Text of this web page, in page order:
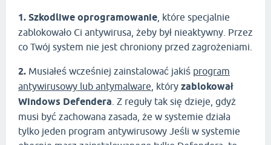
1. Szkodliwe oprogramowanie , które specjalnie
zablokowało Ci antywirusa, żeby był nieaktywny. Przez
co Twój system nie jest chroniony przed zagrożeniami.
2. Musiałeś wcześniej zainstalować jakiś program
antywirusowy lub antymalware , który zablokował
Windows Defendera . Z reguły tak się dzieje, gdyż
musi być zachowana zasada, że w systemie działa
tylko jeden program antywirusowy Jeśli w systemie